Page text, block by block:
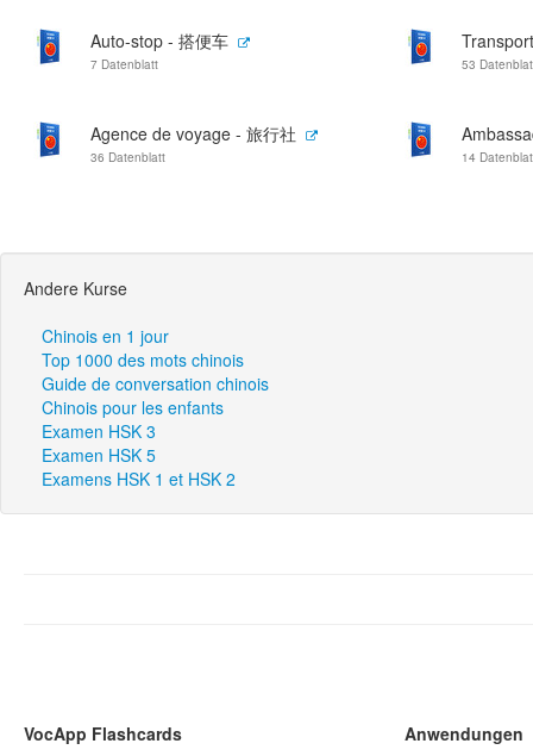
Auto-stop - 搭便车
7 Datenblatt 53
Agence de voyage - 旅行社
36 Datenblatt 14
Andere Kurse
Chinois en 1 jour
Top 1000 des mots chinois
Guide de conversation chinois
Chinois pour les enfants
Examen HSK 3
Examen HSK 5
Examens HSK 1 et HSK 2
VocApp Flashcards
Anwendungen